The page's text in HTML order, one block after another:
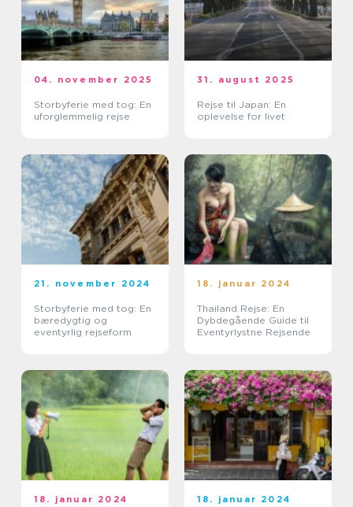
04. november 2025
Storbyferie med tog: En
uforglemmelig rejse
31. august 2025
Rejse til Japan: En
oplevelse for livet
21. november 2024
Storbyferie med tog: En
bæredygtig og
eventyrlig rejseform
18. januar 2024
Thailand Rejse: En
Dybdegående Guide til
Eventyrlystne Rejsende
18. januar 2024 18. januar 2024